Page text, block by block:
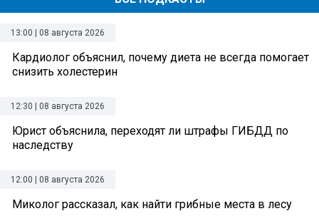
13:00 | 08 августа 2026
Кардиолог объяснил, почему диета не всегда помогает
снизить холестерин
12:30 | 08 августа 2026
Юрист объяснила, переходят ли штрафы ГИБДД по
наследству
12:00 | 08 августа 2026
Миколог рассказал, как найти грибные места в лесу